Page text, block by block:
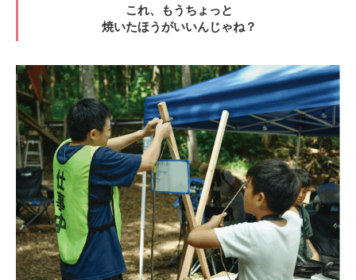
これ、もうちょっと
焼いたほうがいいんじゃね？